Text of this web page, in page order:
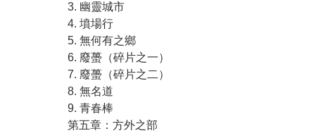
3. 幽靈城市
4. 墳場行
5. 無何有之鄉
6. 廢蠆（碎片之一）
7. 廢蠆（碎片之二）
8. 無名道
9. 青春棒
第五章：方外之部